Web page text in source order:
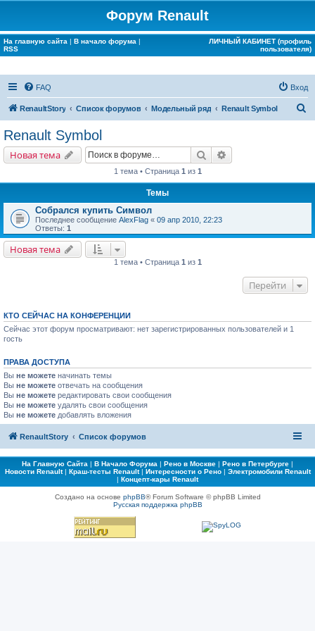
Форум Renault
На главную сайта | В начало форума |
RSS
ЛИЧНЫЙ КАБИНЕТ (профиль
пользователя)
FAQ Вход
RenaultStory Список форумов Модельный ряд Renault Symbol
Renault Symbol
Новая тема Поиск
1 тема • Страница 1 из 1
Темы
Собрался купить Символ
Последнее сообщение AlexFlag « 09 апр 2010, 22:23
Ответы: 1
Новая тема
1 тема • Страница 1 из 1
Перейти
КТО СЕЙЧАС НА КОНФЕРЕНЦИИ
Сейчас этот форум просматривают: нет зарегистрированных пользователей и 1
гость
ПРАВА ДОСТУПА
Вы не можете начинать темы
Вы не можете отвечать на сообщения
Вы не можете редактировать свои сообщения
Вы не можете удалять свои сообщения
Вы не можете добавлять вложения
RenaultStory Список форумов
На Главную Сайта | В Начало Форума | Рено в Москве | Рено в Петербурге |
Новости Renault| Краш-тесты Renault| Интересности о Рено| Электромобили Renault
| Концепт-кары Renault
Создано на основе phpBB® Forum Software © phpBB Limited
Русская поддержка phpBB